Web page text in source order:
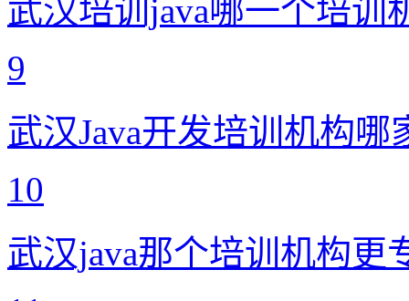
武汉培训java哪一个培训
9
武汉Java开发培训机构哪
10
武汉java那个培训机构更